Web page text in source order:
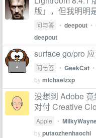
版」，但我明明
问与答 • deepout •
deepout
surface go/pro 应
问与答 • GeekCat •
bymichaelzxp
没想到 Adobe
对付 Creative
Apple •
byputaozhenhaochi